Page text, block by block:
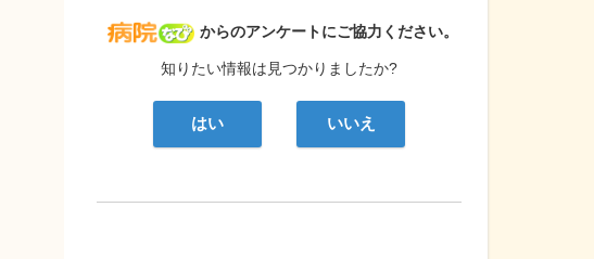
病院なび
からのアンケートにご協力ください。
知りたい情報は見つかりましたか?
はい いいえ